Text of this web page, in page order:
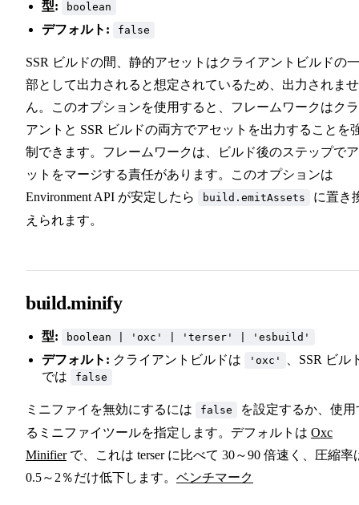
型: boolean
デフォルト: false
SSR ビルドの間、静的アセットはクライアントビルドの一
部として出力されると想定されているため、出力されませ
ん。このオプションを使用すると、フレームワークはク
アントと SSR ビルドの両方でアセットを出力することを
制できます。フレームワークは、ビルド後のステップで
ットをマージする責任があります。このオプションは
Environment API が安定したら
build.emitAssets
に置き
えられます。
build.minify
型: boolean | 'oxc' | 'terser' | 'esbuild'
デフォルト: クライアントビルドは 'oxc'
、SSR ビル
では
false
ミニファイを無効にするには false
を設定するか、使用
るミニファイツールを指定します。デフォルトは Oxc
Minifierで、これは terser に比べて 30～90 倍速く、圧縮率
0.5～2％だけ低下します。 ベンチマーク